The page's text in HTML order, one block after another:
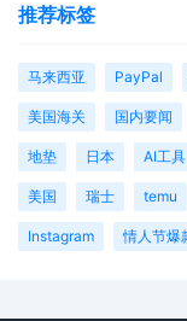
推荐标签
马来西亚 PayPal
美国海关 国内要闻
地垫 日本 AI工具
美国 瑞士 temu
Instagram 情人节爆